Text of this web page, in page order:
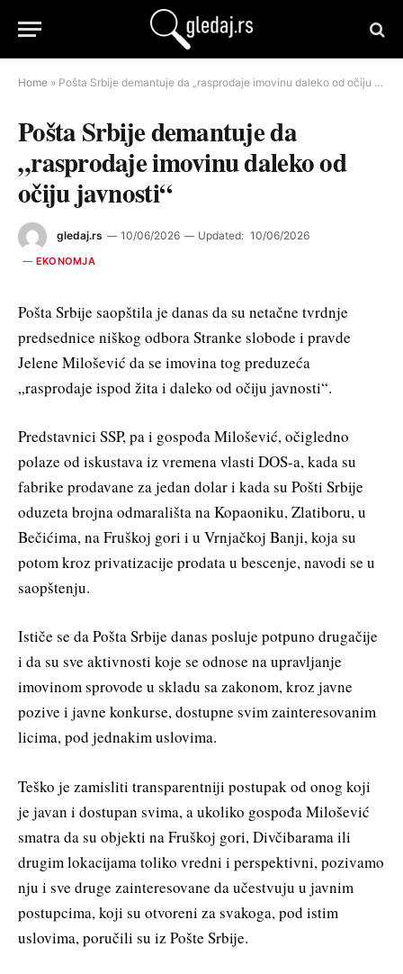
Home » Pošta Srbije demantuje da „rasprodaje imovinu daleko od očiju javnosti“
Pošta Srbije demantuje da
„rasprodaje imovinu daleko od
očiju javnosti“
gledaj.rs 10/06/2026 Updated: 10/06/2026
EKONOMJA
Pošta Srbije saopštila je danas da su netačne tvrdnje
predsednice niškog odbora Stranke slobode i pravde
Jelene Milošević da se imovina tog preduzeća
„rasprodaje ispod žita i daleko od očiju javnosti“.
Predstavnici SSP, pa i gospođa Milošević, očigledno
polaze od iskustava iz vremena vlasti DOS-a, kada su
fabrike prodavane za jedan dolar i kada su Pošti Srbije
oduzeta brojna odmarališta na Kopaoniku, Zlatiboru, u
Bečićima, na Fruškoj gori i u Vrnjačkoj Banji, koja su
potom kroz privatizacije prodata u bescenje, navodi se u
saopštenju.
Ističe se da Pošta Srbije danas posluje potpuno drugačije
i da su sve aktivnosti koje se odnose na upravljanje
imovinom sprovode u skladu sa zakonom, kroz javne
pozive i javne konkurse, dostupne svim zainteresovanim
licima, pod jednakim uslovima.
Teško je zamisliti transparentniji postupak od onog koji
je javan i dostupan svima, a ukoliko gospođa Milošević
smatra da su objekti na Fruškoj gori, Divčibarama ili
drugim lokacijama toliko vredni i perspektivni, pozivamo
nju i sve druge zainteresovane da učestvuju u javnim
postupcima, koji su otvoreni za svakoga, pod istim
uslovima, poručili su iz Pošte Srbije.